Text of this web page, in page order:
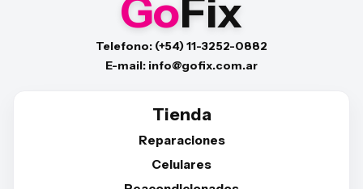
GoFix
Telefono: (+54) 11-3252-0882
E-mail: info@gofix.com.ar
Tienda
Reparaciones
Celulares